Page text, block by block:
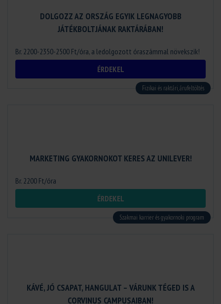
DOLGOZZ AZ ORSZÁG EGYIK LEGNAGYOBB
JÁTÉKBOLTJÁNAK RAKTÁRÁBAN!
Br. 2200-2350-2500 Ft/óra, a ledolgozott óraszámmal növekszik!
ÉRDEKEL
Fizikai és raktári, árufeltöltés
MARKETING GYAKORNOKOT KERES AZ UNILEVER!
Br. 2200 Ft/óra
ÉRDEKEL
Szakmai karrier és gyakornoki program
KÁVÉ, JÓ CSAPAT, HANGULAT – VÁRUNK TÉGED IS A
CORVINUS CAMPUSAIBAN!